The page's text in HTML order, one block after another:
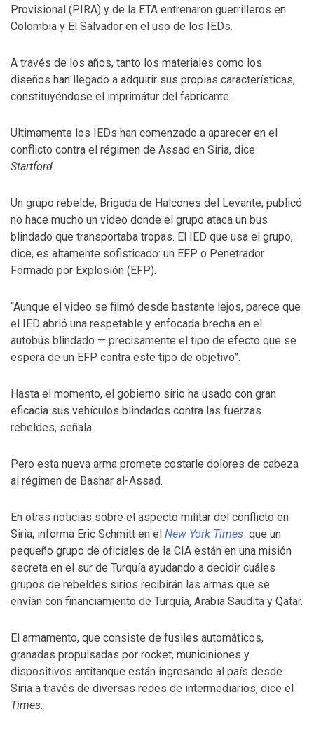
Provisional (PIRA) y de la ETA entrenaron guerrilleros en
Colombia y El Salvador en el uso de los IEDs.
A través de los años, tanto los materiales como los
diseños han llegado a adquirir sus propias características,
constituyéndose el imprimátur del fabricante.
Ultimamente los IEDs han comenzado a aparecer en el
conflicto contra el régimen de Assad en Siria, dice
Startford.
Un grupo rebelde, Brigada de Halcones del Levante, publicó
no hace mucho un video donde el grupo ataca un bus
blindado que transportaba tropas. El IED que usa el grupo,
dice, es altamente sofisticado: un EFP o Penetrador
Formado por Explosión (EFP).
“Aunque el video se filmó desde bastante lejos, parece que
el IED abrió una respetable y enfocada brecha en el
autobús blindado — precisamente el tipo de efecto que se
espera de un EFP contra este tipo de objetivo”.
Hasta el momento, el gobierno sirio ha usado con gran
eficacia sus vehículos blindados contra las fuerzas
rebeldes, señala.
Pero esta nueva arma promete costarle dolores de cabeza
al régimen de Bashar al-Assad.
En otras noticias sobre el aspecto militar del conflicto en
Siria, informa Eric Schmitt en el New York Times que un
pequeño grupo de oficiales de la CIA están en una misión
secreta en el sur de Turquía ayudando a decidir cuáles
grupos de rebeldes sirios recibirán las armas que se
envían con financiamiento de Turquía, Arabia Saudita y Qatar.
El armamento, que consiste de fusiles automáticos,
granadas propulsadas por rocket, municiniones y
dispositivos antitanque están ingresando al país desde
Siria a través de diversas redes de intermediarios, dice el
Times.